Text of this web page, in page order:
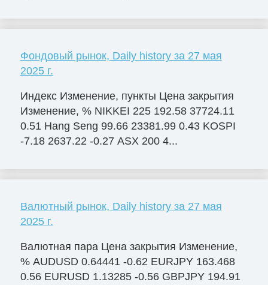
Фондовый рынок, Daily history за 27 мая
2025 г.
Индекс Изменение, пункты Цена закрытия
Изменение, % NIKKEI 225 192.58 37724.11
0.51 Hang Seng 99.66 23381.99 0.43 KOSPI
-7.18 2637.22 -0.27 ASX 200 4...
Валютный рынок, Daily history за 27 мая
2025 г.
Валютная пара Цена закрытия Изменение,
% AUDUSD 0.64441 -0.62 EURJPY 163.468
0.56 EURUSD 1.13285 -0.56 GBPJPY 194.91